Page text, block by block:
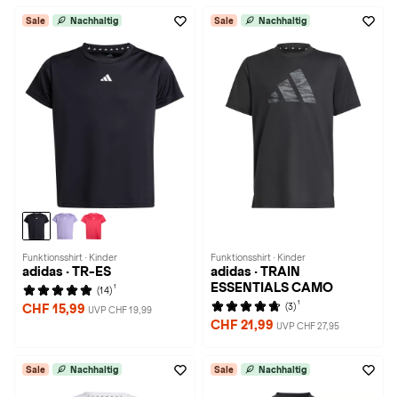
Sale Nachhaltig
Funktionsshirt · Kinder
adidas · TR-ES
(14) 1
CHF 15,99 UVP CHF 19,99
Sale Nachhaltig
Funktionsshirt · Kinder
adidas · TRAIN
ESSENTIALS CAMO
(3) 1
CHF 21,99 UVP CHF 27,95
Sale Nachhaltig Sale Nachhaltig